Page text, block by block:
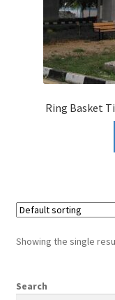
Ring Basket
Showing the single
Search